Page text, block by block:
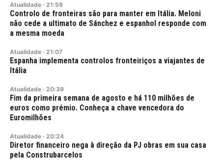
Atualidade · 21:59
Controlo de fronteiras são para manter em Itália. Meloni
não cede a ultimato de Sánchez e espanhol responde com
a mesma moeda
Atualidade · 21:07
Espanha implementa controlos fronteiriços a viajantes de
Itália
Atualidade · 20:39
Fim da primeira semana de agosto e há 110 milhões de
euros como prémio. Conheça a chave vencedora do
Euromilhões
Atualidade · 20:24
Diretor financeiro nega à direção da PJ obras em sua casa
pela Construbarcelos